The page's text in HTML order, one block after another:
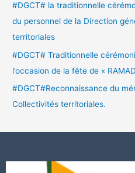
#DGCT# la traditionnelle
du personnel de la Direction
territoriales
#DGCT# Traditionnelle
l’occasion de la fête de «
#DGCT#Reconnaissance du
Collectivités territoriales.